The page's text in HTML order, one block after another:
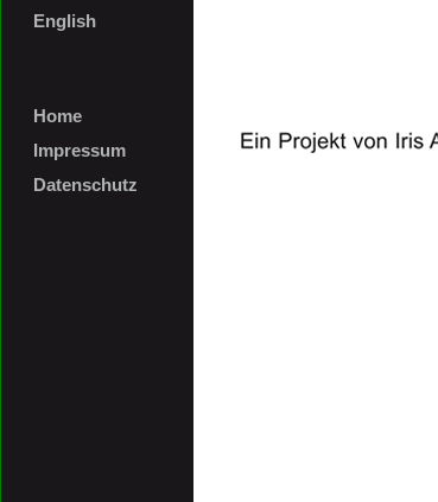
English
Home
Impressum
Datenschutz